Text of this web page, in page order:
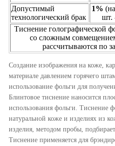
Допустимый
технологический брак
1%
шт.
Тиснение голографической
со сложным
рассчитываются по
Создание изображения на коже,
материале давлением горячего
использование фольги для
Блинтовое тиснение наносится
использования фольги. Тиснение
натуральной коже и изделиях из
изделия, методом пробы,
Тиснение применяется для